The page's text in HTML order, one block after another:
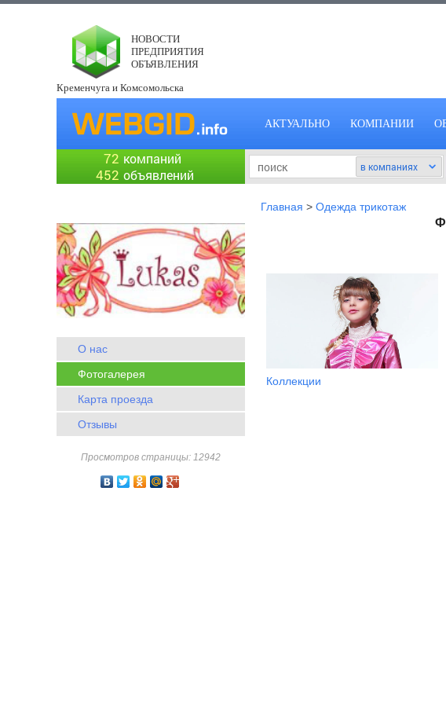
НОВОСТИ
ПРЕДПРИЯТИЯ
ОБЪЯВЛЕНИЯ
Кременчуга и Комсомольска
АКТУАЛЬНО КОМПАНИИ
72 компаний
452 объявлений
Главная > Одежда трикотаж
Коллекции
О нас
Фотогалерея
Карта проезда
Отзывы
Просмотров страницы: 12942